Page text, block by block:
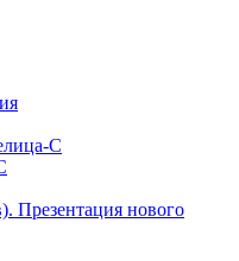
С
Презентация нового